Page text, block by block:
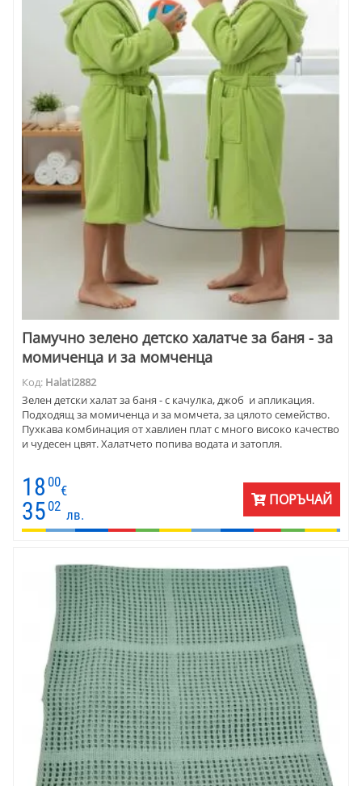
Памучно зелено детско халатче за баня - за
момиченца и за момченца
Код: Halati2882
Зелен детски халат за баня - с качулка, джоб и апликация.
Подходящ за момиченца и за момчета, за цялото семейство.
Пухкава комбинация от хавлиен плат с много високо качество
и чудесен цвят. Халатчето попива водата и затопля.
18 00
€
35 02
лв.
ПОРЪЧАЙ